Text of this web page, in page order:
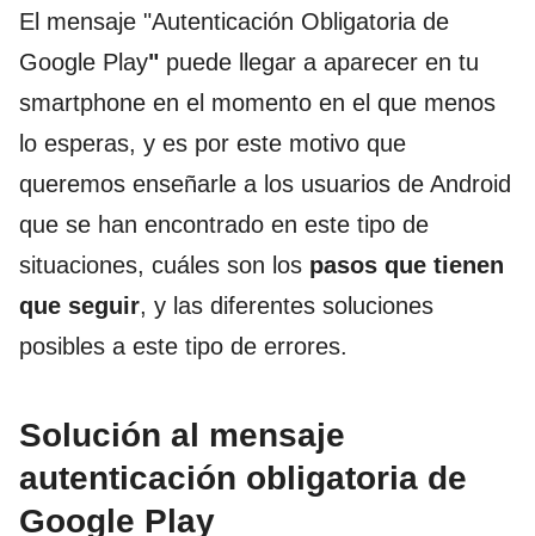
El mensaje "Autenticación Obligatoria de
Google Play" puede llegar a aparecer en tu
smartphone en el momento en el que menos
lo esperas, y es por este motivo que
queremos enseñarle a los usuarios de Android
que se han encontrado en este tipo de
situaciones, cuáles son los pasos que tienen
que seguir, y las diferentes soluciones
posibles a este tipo de errores.
Solución al mensaje
autenticación obligatoria de
Google Play